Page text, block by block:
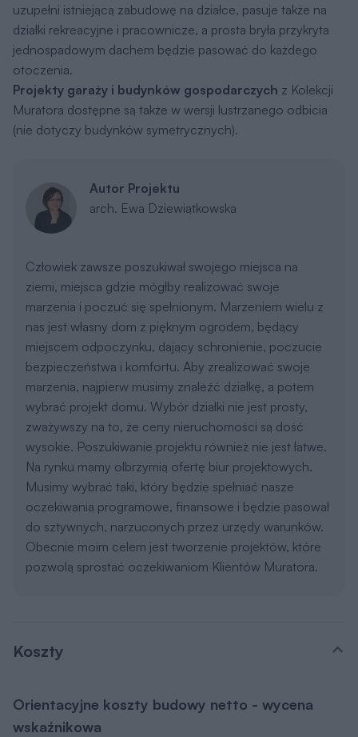
uzupełni istniejącą zabudowę na działce, pasuje także na
działki rekreacyjne i pracownicze, a prosta bryła przykryta
jednospadowym dachem będzie pasować do każdego
otoczenia.
Projekty garaży i budynków gospodarczych z Kolekcji
Muratora dostępne są także w wersji lustrzanego odbicia
(nie dotyczy budynków symetrycznych).
Autor Projektu
arch. Ewa Dziewiątkowska
Człowiek zawsze poszukiwał swojego miejsca na
ziemi, miejsca gdzie mógłby realizować swoje
marzenia i poczuć się spełnionym. Marzeniem wielu z
nas jest własny dom z pięknym ogrodem, będący
miejscem odpoczynku, dający schronienie, poczucie
bezpieczeństwa i komfortu. Aby zrealizować swoje
marzenia, najpierw musimy znaleźć działkę, a potem
wybrać projekt domu. Wybór działki nie jest prosty,
zważywszy na to, że ceny nieruchomości są dość
wysokie. Poszukiwanie projektu również nie jest łatwe.
Na rynku mamy olbrzymią ofertę biur projektowych.
Musimy wybrać taki, który będzie spełniać nasze
oczekiwania programowe, finansowe i będzie pasował
do sztywnych, narzuconych przez urzędy warunków.
Obecnie moim celem jest tworzenie projektów, które
pozwolą sprostać oczekiwaniom Klientów Muratora.
Koszty
Orientacyjne koszty budowy netto - wycena
wskaźnikowa